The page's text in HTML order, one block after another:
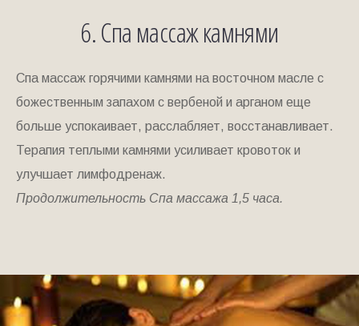
6. Спа массаж камнями
Спа массаж горячими камнями на восточном масле с
божественным запахом с вербеной и арганом еще
больше успокаивает, расслабляет, восстанавливает.
Терапия теплыми камнями усиливает кровоток и
улучшает лимфодренаж.
Продолжительность Спа массажа 1,5 часа.